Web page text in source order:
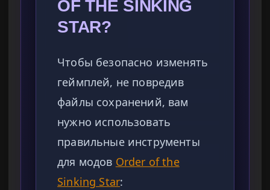
OF THE SINKING
STAR?
Чтобы безопасно изменять
геймплей, не повредив
файлы сохранений, вам
нужно использовать
правильные инструменты
для модов Order of the
Sinking Star: